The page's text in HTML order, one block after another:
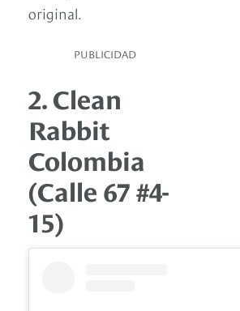
original.
PUBLICIDAD
2. Clean
Rabbit
Colombia
(Calle 67 #4-
15)